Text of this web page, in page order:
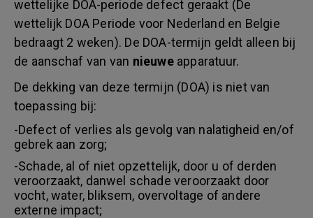
wettelijke DOA-periode defect geraakt (De
wettelijk DOA Periode voor Nederland en Belgie
bedraagt 2 weken). De DOA-termijn geldt alleen bij
de aanschaf van van nieuweapparatuur.
De dekking van deze termijn (DOA) is niet van
toepassing bij:
-Defect of verlies als gevolg van nalatigheid en/of
gebrek aan zorg;
-Schade, al of niet opzettelijk, door u of derden
veroorzaakt, danwel schade veroorzaakt door
vocht, water, bliksem, overvoltage of andere
externe impact;